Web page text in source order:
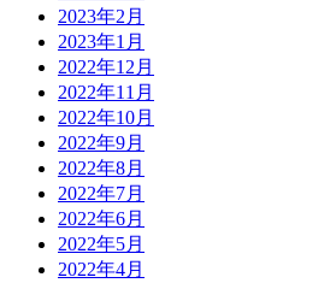
2023年2月
2023年1月
2022年12月
2022年11月
2022年10月
2022年9月
2022年8月
2022年7月
2022年6月
2022年5月
2022年4月